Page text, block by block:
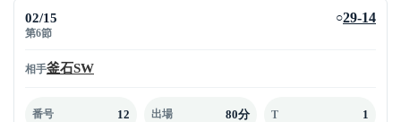
02/15
第6節
○29-14
相手釜石SW
番号 12 出場 80分 T 1